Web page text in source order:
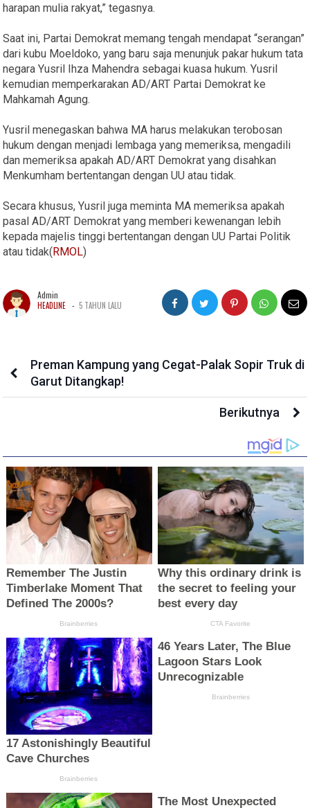
harapan mulia rakyat,” tegasnya.
Saat ini, Partai Demokrat memang tengah mendapat “serangan”
dari kubu Moeldoko, yang baru saja menunjuk pakar hukum tata
negara Yusril Ihza Mahendra sebagai kuasa hukum. Yusril
kemudian memperkarakan AD/ART Partai Demokrat ke
Mahkamah Agung.
Yusril menegaskan bahwa MA harus melakukan terobosan
hukum dengan menjadi lembaga yang memeriksa, mengadili
dan memeriksa apakah AD/ART Demokrat yang disahkan
Menkumham bertentangan dengan UU atau tidak.
Secara khusus, Yusril juga meminta MA memeriksa apakah
pasal AD/ART Demokrat yang memberi kewenangan lebih
kepada majelis tinggi bertentangan dengan UU Partai Politik
atau tidak(RMOL)
Admin
HEADLINE - 5 TAHUN LALU
Preman Kampung yang Cegat-Palak Sopir Truk di
Garut Ditangkap!
Berikutnya